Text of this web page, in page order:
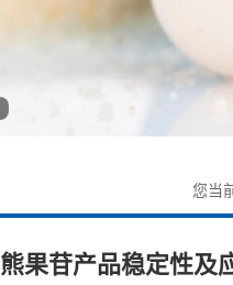
您当
熊果苷产品稳定性及